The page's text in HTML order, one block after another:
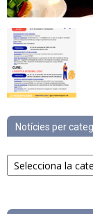
Notícies per
Notícies
per